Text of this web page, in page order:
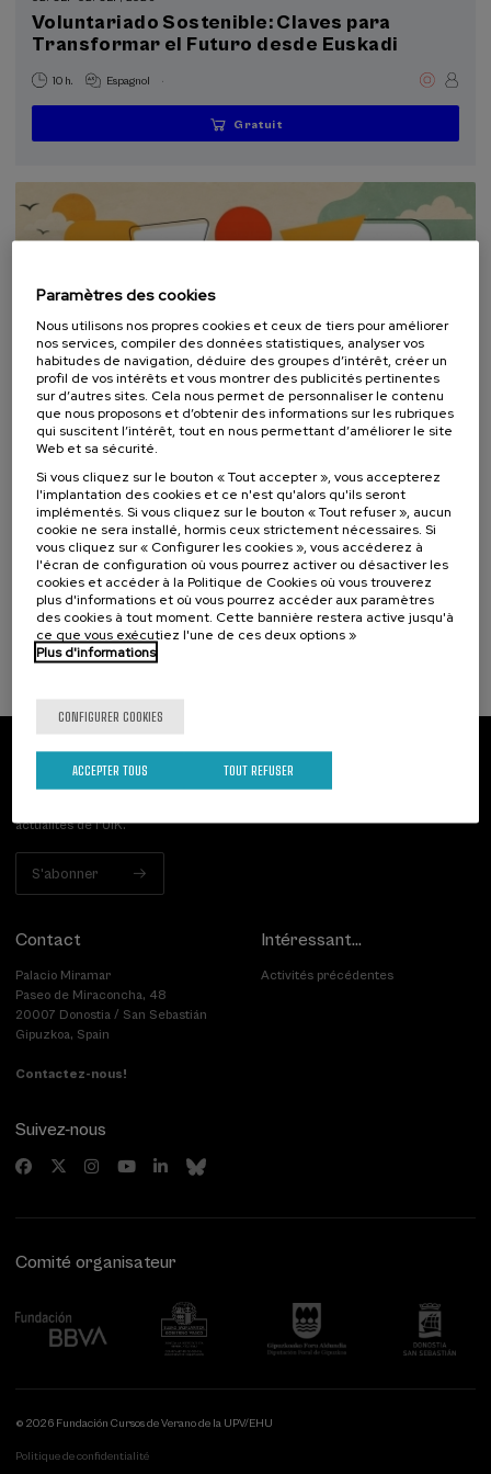
Objectifs de développement durable
Voluntariado Sostenible: Claves para
Transformar el Futuro desde Euskadi
10 h. Espagnol .
...
Gratuit
Dernières
places
Gratuit
Date
passée
Liste
d'attente
Période
d'inscription
COMMUNICATION DURABILITÉ DSF COURS D'ÉTÉ
Escuela de comunicación ambiental 2026.
Narrativas climáticas: relatos para la
acción
10 h. Espagnol .
...
À PARTIR DE25 €
Dernières
places
Gratuit
Date
passée
Liste
d'attente
Période
d'inscription
Abonnez-vous à notre bulletin
actualités de l'UIK.
S'abonner
Contact
Palacio Miramar
Paseo de Miraconcha, 48
20007 Donostia / San Sebastián
Gipuzkoa, Spain
Contactez-nous!
Intéressant...
Activités précédentes
Suivez-nous
Comité organisateur
© 2026 Fundación Cursos de Verano de la UPV/EHU
Politique de confidentialité
Paramètres des cookies
Nous utilisons nos propres cookies et ceux de tiers pour améliorer
nos services, compiler des données statistiques, analyser vos
habitudes de navigation, déduire des groupes d’intérêt, créer un
profil de vos intérêts et vous montrer des publicités pertinentes
sur d’autres sites. Cela nous permet de personnaliser le contenu
que nous proposons et d’obtenir des informations sur les rubriques
qui suscitent l’intérêt, tout en nous permettant d’améliorer le site
Web et sa sécurité.
Si vous cliquez sur le bouton « Tout accepter », vous accepterez
l'implantation des cookies et ce n'est qu'alors qu'ils seront
implémentés. Si vous cliquez sur le bouton « Tout refuser », aucun
cookie ne sera installé, hormis ceux strictement nécessaires. Si
vous cliquez sur « Configurer les cookies », vous accéderez à
l'écran de configuration où vous pourrez activer ou désactiver les
cookies et accéder à la Politique de Cookies où vous trouverez
plus d'informations et où vous pourrez accéder aux paramètres
des cookies à tout moment. Cette bannière restera active jusqu'à
ce que vous exécutiez l'une de ces deux options »
Plus d'informations
CONFIGURER COOKIES
TOUT REFUSER
ACCEPTER TOUS